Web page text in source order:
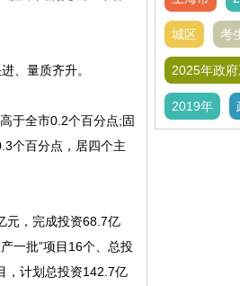
、量质齐升。
于全市0.2个百分点;固
个百分点，居四个主
元，完成投资68.7亿
一批”项目16个、总投
，计划总投资142.7亿
城区 考
2025年政
2019年